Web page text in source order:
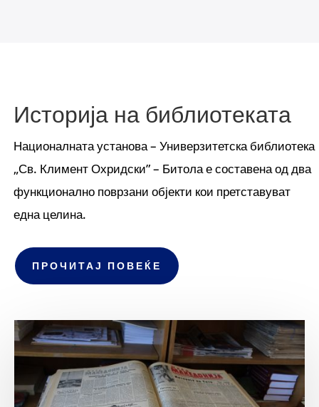
Историја на библиотеката
Националната установа – Универзитетска библиотека
„Св. Климент Охридски” – Битола е составена од два
функционално поврзани објекти кои претставуват
една целина.
ПРОЧИТАЈ ПОВЕЌЕ